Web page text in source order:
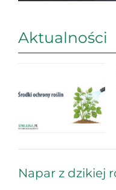
Aktualności
Napar z dzikiej